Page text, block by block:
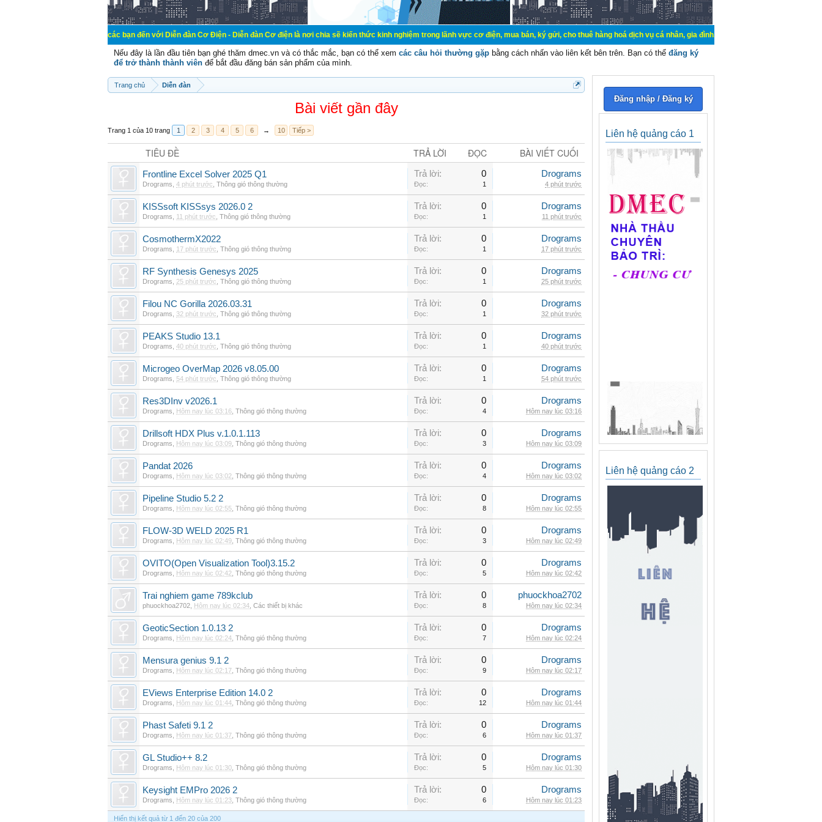
Chào mừng các bạn đến với Diễn đàn Cơ Điện - Diễn đàn Cơ điện là nơi chia sẽ kiến thức kinh nghiệm trong lãnh vực cơ điện, mua bán, ký gửi, cho thuê hàng hoá dịch vụ cá nhân, gia đình. Mua bán, ký gửi, cho thuê thiết bị
Nếu đây là lần đầu tiên bạn ghé thăm dmec.vn và có thắc mắc, bạn có thể xem các câu hỏi thường gặp bằng cách nhấn vào liên kết bên trên. Bạn có thể đăng ký
để trở thành thành viên để bắt đầu đăng bán sản phẩm của mình.
Trang chủ Diễn đàn
Bài viết gần đây
Trang 1 của 10 trang 1 2 3 4 5 6 → 10 Tiếp >
TIÊU ĐỀ TRẢ LỜI ĐỌC BÀI VIẾT CUỐI
Frontline Excel Solver 2025 Q1
Drograms 4 phút trước Thông gió thông thường
Trả lời: 0
Đọc: 1
Drograms
4 phút trước
KISSsoft KISSsys 2026.0 2
Drograms 11 phút trước Thông gió thông thường
Trả lời: 0
Đọc: 1
Drograms
11 phút trước
CosmothermX2022
Drograms 17 phút trước Thông gió thông thường
Trả lời: 0
Đọc: 1
Drograms
17 phút trước
RF Synthesis Genesys 2025
Drograms 25 phút trước Thông gió thông thường
Trả lời: 0
Đọc: 1
Drograms
25 phút trước
Filou NC Gorilla 2026.03.31
Drograms 32 phút trước Thông gió thông thường
Trả lời: 0
Đọc: 1
Drograms
32 phút trước
PEAKS Studio 13.1
Drograms 40 phút trước Thông gió thông thường
Trả lời: 0
Đọc: 1
Drograms
40 phút trước
Microgeo OverMap 2026 v8.05.00
Drograms 54 phút trước Thông gió thông thường
Trả lời: 0
Đọc: 1
Drograms
54 phút trước
Res3DInv v2026.1
Drograms Hôm nay lúc 03:16 Thông gió thông thường
Trả lời: 0
Đọc: 4
Drograms
Hôm nay lúc 03:16
Drillsoft HDX Plus v.1.0.1.113
Drograms Hôm nay lúc 03:09 Thông gió thông thường
Trả lời: 0
Đọc: 3
Drograms
Hôm nay lúc 03:09
Pandat 2026
Drograms Hôm nay lúc 03:02 Thông gió thông thường
Trả lời: 0
Đọc: 4
Drograms
Hôm nay lúc 03:02
Pipeline Studio 5.2 2
Drograms Hôm nay lúc 02:55 Thông gió thông thường
Trả lời: 0
Đọc: 8
Drograms
Hôm nay lúc 02:55
FLOW-3D WELD 2025 R1
Drograms Hôm nay lúc 02:49 Thông gió thông thường
Trả lời: 0
Đọc: 3
Drograms
Hôm nay lúc 02:49
OVITO(Open Visualization Tool)3.15.2
Drograms Hôm nay lúc 02:42 Thông gió thông thường
Trả lời: 0
Đọc: 5
Drograms
Hôm nay lúc 02:42
Trai nghiem game 789kclub
phuockhoa2702 Hôm nay lúc 02:34 Các thiết bị khác
Trả lời: 0
Đọc: 8
phuockhoa2702
Hôm nay lúc 02:34
GeoticSection 1.0.13 2
Drograms Hôm nay lúc 02:24 Thông gió thông thường
Trả lời: 0
Đọc: 7
Drograms
Hôm nay lúc 02:24
Mensura genius 9.1 2
Drograms Hôm nay lúc 02:17 Thông gió thông thường
Trả lời: 0
Đọc: 9
Drograms
Hôm nay lúc 02:17
EViews Enterprise Edition 14.0 2
Drograms Hôm nay lúc 01:44 Thông gió thông thường
Trả lời: 0
Đọc: 12
Drograms
Hôm nay lúc 01:44
Phast Safeti 9.1 2
Drograms Hôm nay lúc 01:37 Thông gió thông thường
Trả lời: 0
Đọc: 6
Drograms
Hôm nay lúc 01:37
GL Studio++ 8.2
Drograms Hôm nay lúc 01:30 Thông gió thông thường
Trả lời: 0
Đọc: 5
Drograms
Hôm nay lúc 01:30
Keysight EMPro 2026 2
Drograms Hôm nay lúc 01:23 Thông gió thông thường
Trả lời: 0
Đọc: 6
Drograms
Hôm nay lúc 01:23
Hiển thị kết quả từ 1 đến 20 của 200
Đăng nhập / Đăng ký
Liên hệ quảng cáo 1
Liên hệ quảng cáo 2